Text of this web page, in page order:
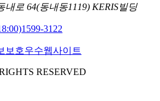
내로 64(동내동1119) KERIS빌딩
1599-3122
RESERVED